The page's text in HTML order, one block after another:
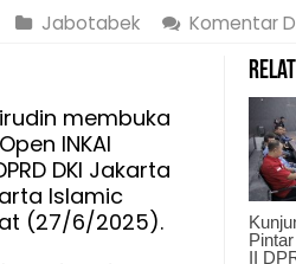
Jabotabek Komentar
II
membuka
INKAI
DKI Jakarta
Islamic
(27/6/2025).